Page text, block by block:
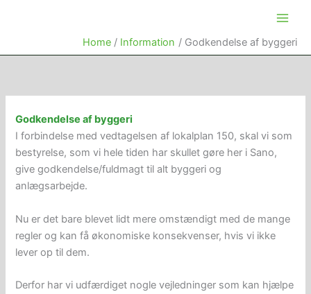
Home Information Godkendelse af byggeri
Godkendelse af byggeri
I forbindelse med vedtagelsen af lokalplan 150, skal vi som
bestyrelse, som vi hele tiden har skullet gøre her i Sano,
give godkendelse/fuldmagt til alt byggeri og
anlægsarbejde.
Nu er det bare blevet lidt mere omstændigt med de mange
regler og kan få økonomiske konsekvenser, hvis vi ikke
lever op til dem.
Derfor har vi udfærdiget nogle vejledninger som kan hjælpe